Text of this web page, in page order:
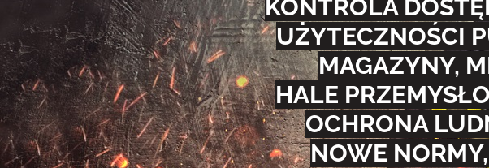
KONTROLA
UŻYTECZNOŚCI
MAGAZYNY,
HALE
OCHRONA
NOWE